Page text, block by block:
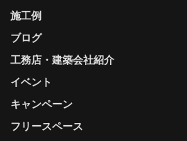
施工例
ブログ
工務店・建築会社紹介
イベント
キャンペーン
フリースペース